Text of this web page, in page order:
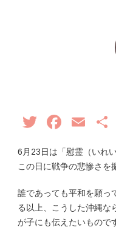
Twitter
6月23日は「慰霊（いれ
この日に戦争の悲惨さを
誰であっても平和を願っ
る以上、こうした沖縄な
が子にも伝えたいもので